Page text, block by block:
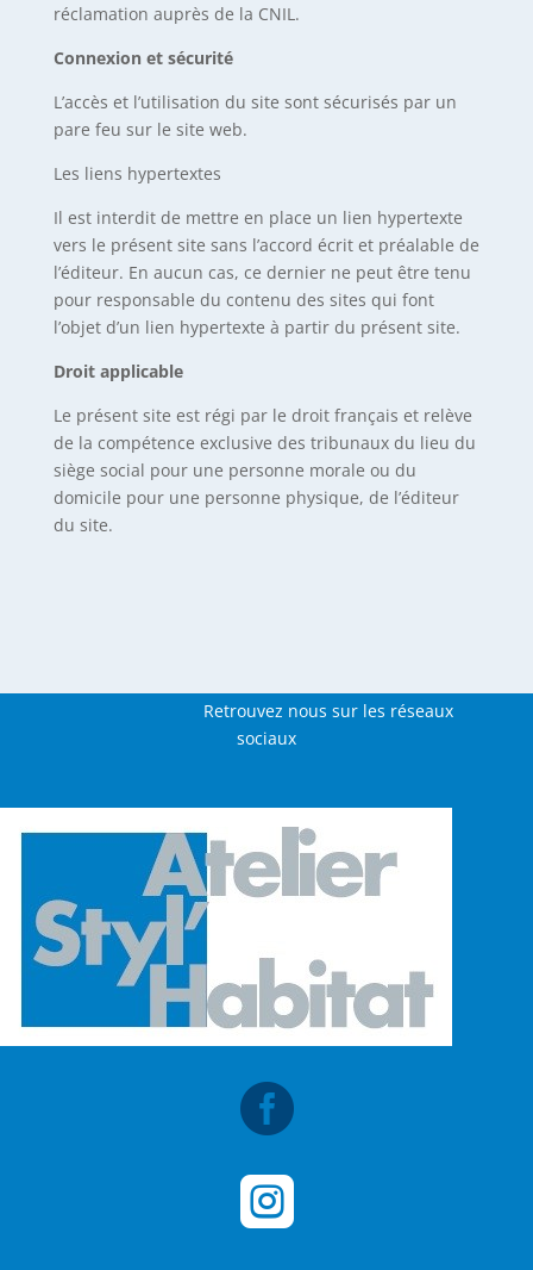
réclamation auprès de la CNIL.
Connexion et sécurité
L’accès et l’utilisation du site sont sécurisés par un
pare feu sur le site web.
Les liens hypertextes
Il est interdit de mettre en place un lien hypertexte
vers le présent site sans l’accord écrit et préalable de
l’éditeur. En aucun cas, ce dernier ne peut être tenu
pour responsable du contenu des sites qui font
l’objet d’un lien hypertexte à partir du présent site.
Droit applicable
Le présent site est régi par le droit français et relève
de la compétence exclusive des tribunaux du lieu du
siège social pour une personne morale ou du
domicile pour une personne physique, de l’éditeur
du site.
Retrouvez nous sur les réseaux
sociaux

